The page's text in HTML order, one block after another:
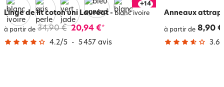
+18
Linge de lit coton uni Lauréat - blanc ivoire
à partir de 34,90 € 20,94 €*
4.2/5 - 5 457 avis
Anneaux
à partir de 8,90 €
3.6